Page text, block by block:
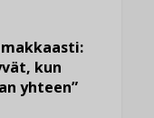
kun
yhteen”